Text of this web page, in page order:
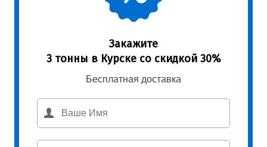
Закажите
3 тонны в Курске со скидкой 30%
Бесплатная доставка